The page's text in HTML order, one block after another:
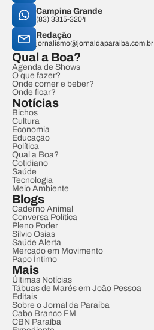
Campina Grande
(83) 3315-3204
Redação
jornalismo@jornaldaparaiba.com.br
Qual a Boa?
Agenda de Shows
O que fazer?
Onde comer e beber?
Onde ficar?
Notícias
Bichos
Cultura
Economia
Educação
Política
Qual a Boa?
Cotidiano
Saúde
Tecnologia
Meio Ambiente
Blogs
Caderno Animal
Conversa Política
Pleno Poder
Sílvio Osias
Saúde Alerta
Mercado em Movimento
Papo Íntimo
Mais
Últimas Notícias
Tábuas de Marés em João Pessoa
Editais
Sobre o Jornal da Paraíba
Cabo Branco FM
CBN Paraíba